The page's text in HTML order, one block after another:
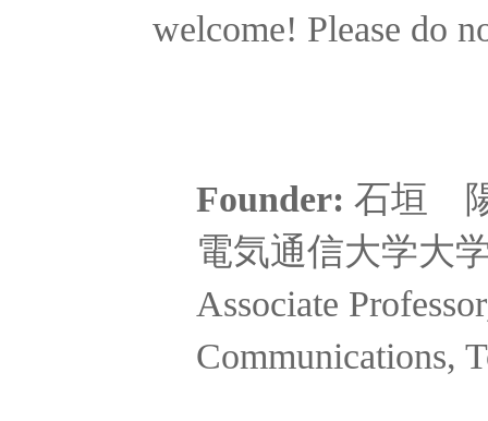
welcome! Please do
Founder: 石垣
電気通信大学大
Associate
Communications,